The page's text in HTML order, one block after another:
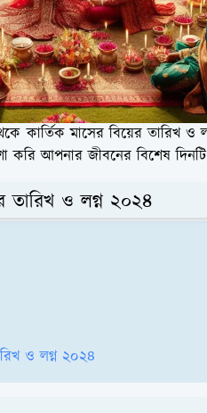
মাসের বিয়ের তারিখ ও
আপনার জীবনের বিশেষ
তারিখ ও লগ্ন ২০২৪
ও লগ্ন ২০২৪